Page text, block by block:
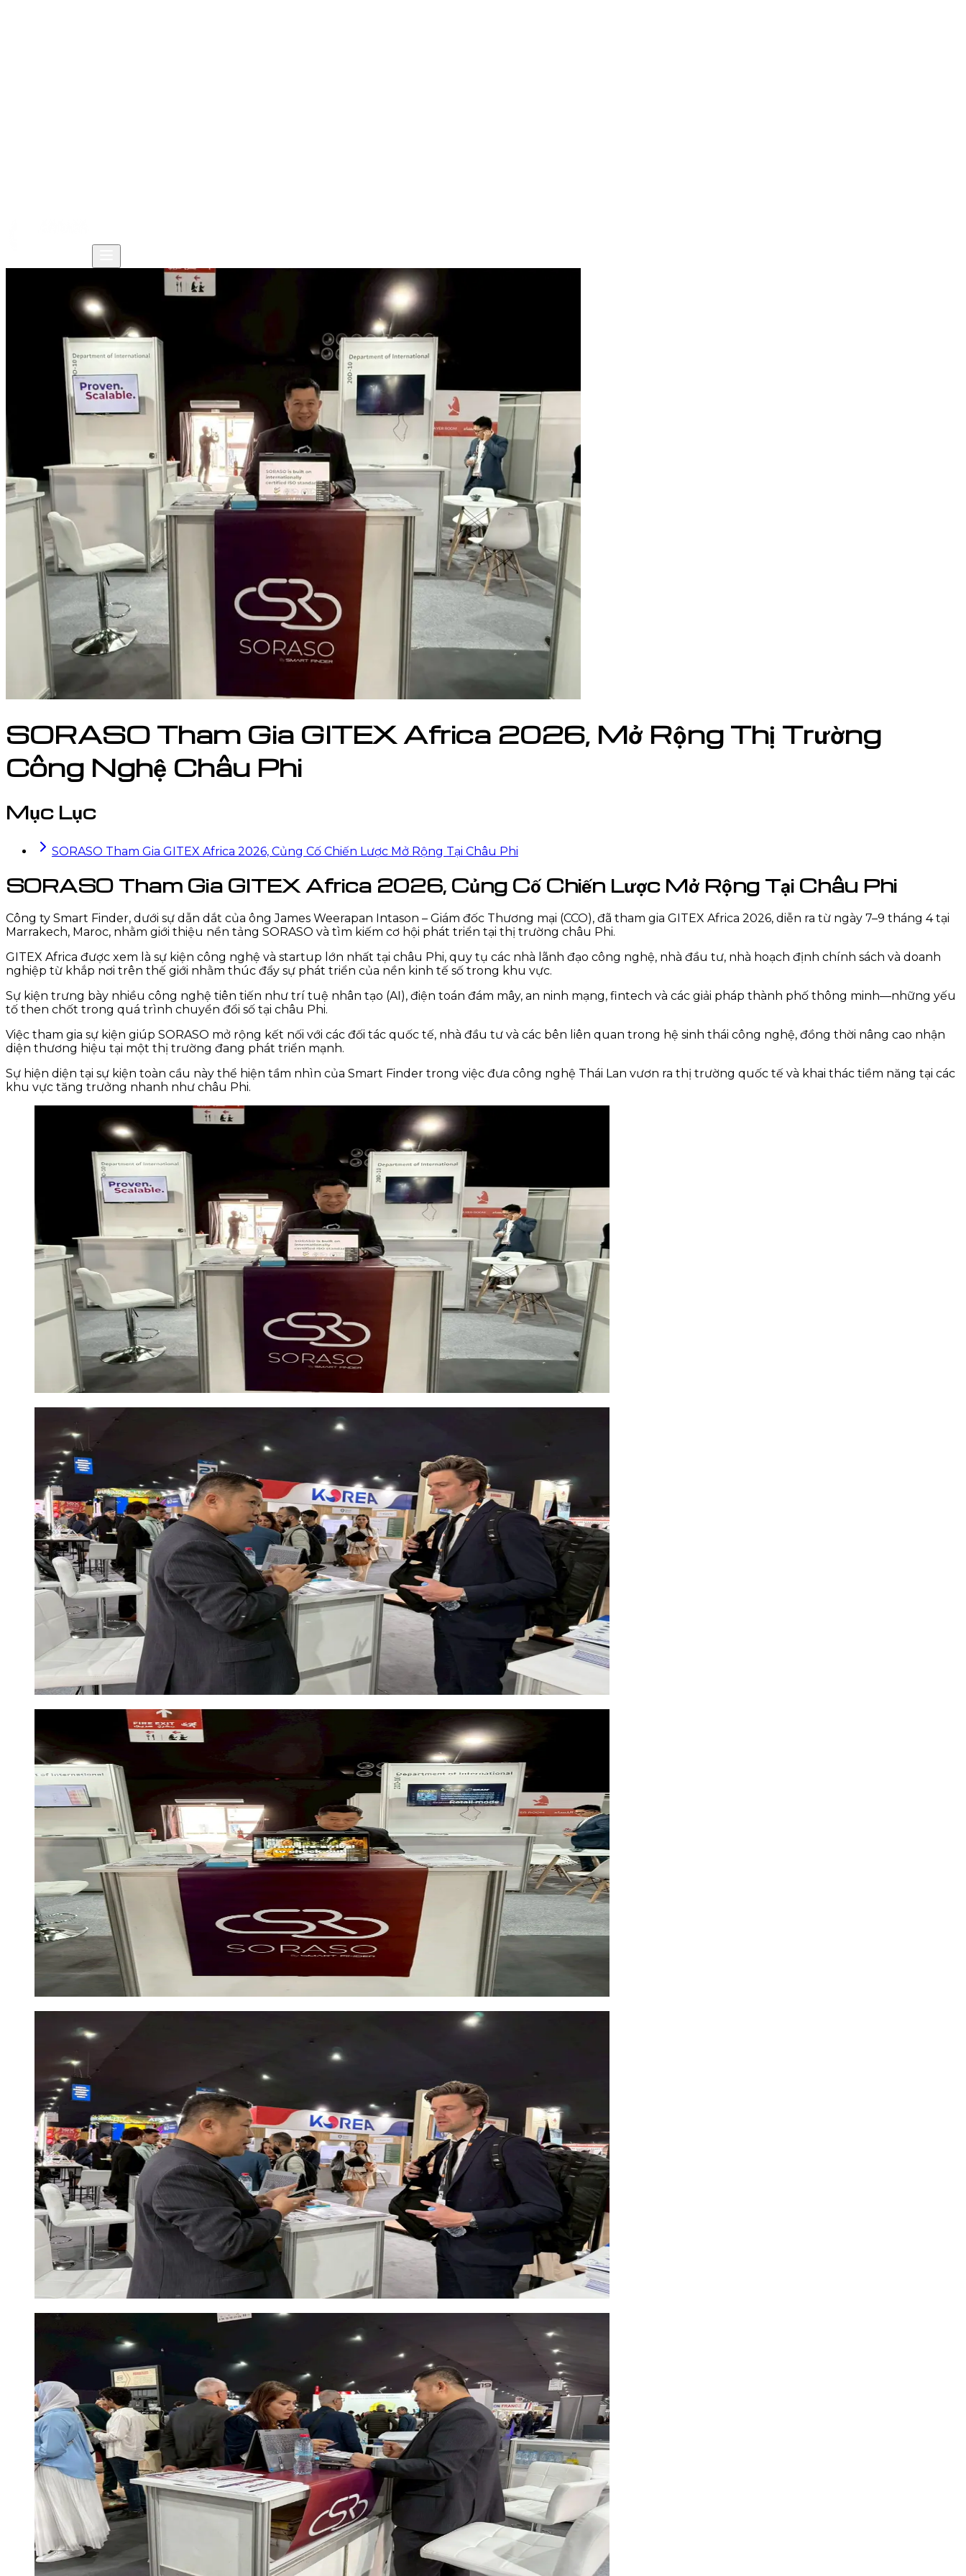
SORASO Tham Gia GITEX Africa 2026, Mở Rộng Thị Trường
Công Nghệ Châu Phi
Mục Lục
SORASO Tham Gia GITEX Africa 2026, Củng Cố Chiến Lược Mở Rộng Tại Châu Phi
SORASO Tham Gia GITEX Africa 2026, Củng Cố Chiến Lược Mở Rộng Tại Châu Phi
Công ty Smart Finder, dưới sự dẫn dắt của ông James Weerapan Intason – Giám đốc Thương mại (CCO), đã tham gia GITEX Africa 2026, diễn ra từ ngày 7–9 tháng 4 tại
Marrakech, Maroc, nhằm giới thiệu nền tảng SORASO và tìm kiếm cơ hội phát triển tại thị trường châu Phi.
GITEX Africa được xem là sự kiện công nghệ và startup lớn nhất tại châu Phi, quy tụ các nhà lãnh đạo công nghệ, nhà đầu tư, nhà hoạch định chính sách và doanh
nghiệp từ khắp nơi trên thế giới nhằm thúc đẩy sự phát triển của nền kinh tế số trong khu vực.
Sự kiện trưng bày nhiều công nghệ tiên tiến như trí tuệ nhân tạo (AI), điện toán đám mây, an ninh mạng, fintech và các giải pháp thành phố thông minh—những yếu
tố then chốt trong quá trình chuyển đổi số tại châu Phi.
Việc tham gia sự kiện giúp SORASO mở rộng kết nối với các đối tác quốc tế, nhà đầu tư và các bên liên quan trong hệ sinh thái công nghệ, đồng thời nâng cao nhận
diện thương hiệu tại một thị trường đang phát triển mạnh.
Sự hiện diện tại sự kiện toàn cầu này thể hiện tầm nhìn của Smart Finder trong việc đưa công nghệ Thái Lan vươn ra thị trường quốc tế và khai thác tiềm năng tại các
khu vực tăng trưởng nhanh như châu Phi.